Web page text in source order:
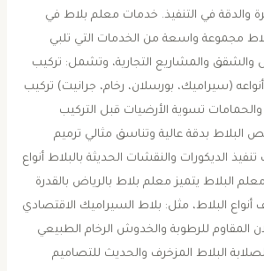
والدقة في التنفيذ. خدمات معلم بلاط في
مجموعة واسعة من الخدمات التي تلبي
والشقق والمشاريع التجارية، وتشمل: تركيب
(سيراميك، بورسلان، رخام، جرانيت) تركيب
تسوية الأرضيات قبل التركيب
بدقة عالية وتناسق مثالي ترميم
تنفيذ الديكورات والنقشات الحديثة بالبلاط أنواع
البلاط يتميز معلم بلاط بالرياض بالقدرة
البلاط، مثل: بلاط السيراميك الاقتصادي
المقاوم للرطوبة والخدوش الرخام الطبيعي
البلاط المزخرف والحديث للتصاميم